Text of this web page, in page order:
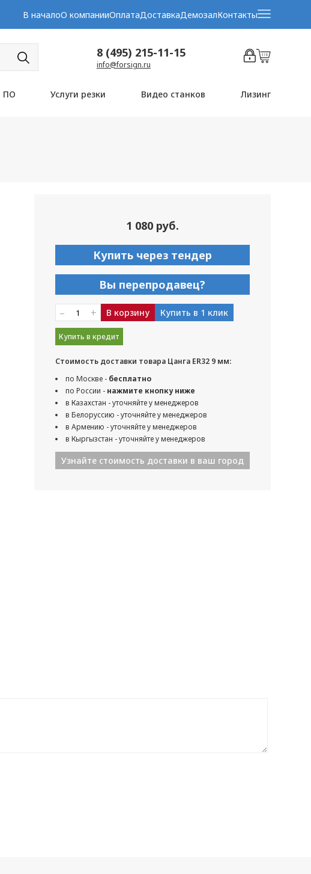
В началоО компанииОплатаДоставкаДемозалКонтакты
8 (495) 215-11-15
info@forsign.ru
ПО Услуги резки Видео станков Лизинг
1 080 руб.
Купить через тендер
Вы перепродавец?
– + В корзину Купить в 1 клик
Купить в кредит
Стоимость доставки товара Цанга ER32 9 мм:
по Москве - бесплатно
по России - нажмите кнопку ниже
в Казахстан - уточняйте у менеджеров
в Белоруссию - уточняйте у менеджеров
в Армению - уточняйте у менеджеров
в Кыргызстан - уточняйте у менеджеров
Узнайте стоимость доставки в ваш город